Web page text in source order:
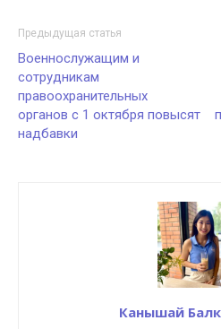
Предыдущая статья
Военнослужащим и
сотрудникам
правоохранительных
органов с 1 октября повысят
надбавки
Канышай